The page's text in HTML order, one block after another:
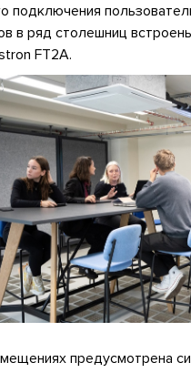
подключения
в ряд столешниц
FT2A.
предусмотрена